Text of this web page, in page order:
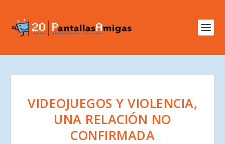
VIDEOJUEGOS Y VIOLENCIA,
UNA RELACIÓN NO
CONFIRMADA